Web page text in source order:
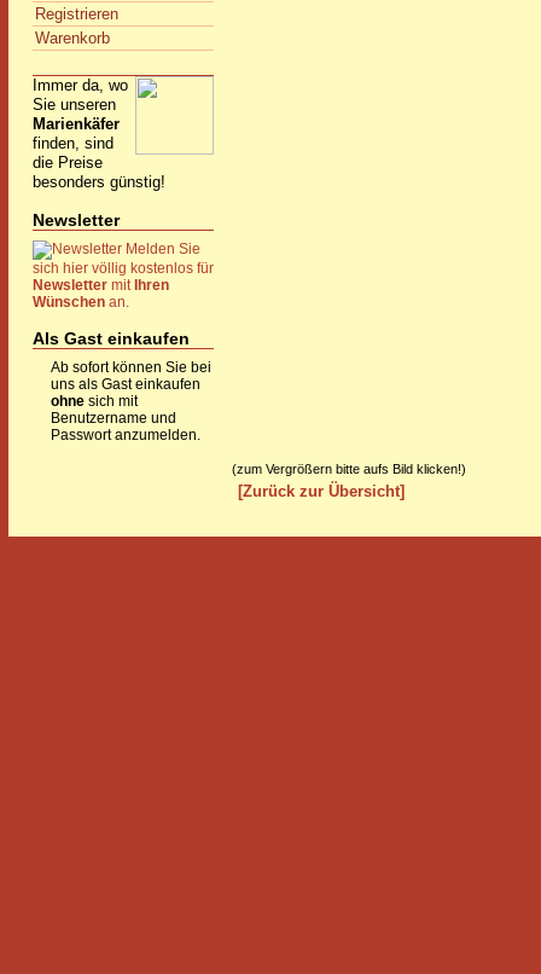
Registrieren
Warenkorb
Immer da, wo
Sie unseren
Marienkäfer
finden, sind
die Preise
besonders günstig!
Newsletter
Melden Sie
sich hier völlig kostenlos für
Newsletter mit Ihren
Wünschen an.
Als Gast einkaufen
Ab sofort können Sie bei
uns als Gast einkaufen
ohne sich mit
Benutzername und
Passwort anzumelden.
(zum Vergrößern bitte aufs Bild klicken!)
[Zurück zur Übersicht]